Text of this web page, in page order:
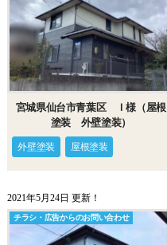
宮城県仙台市青葉区 Ｉ様（屋根
塗装 外壁塗装）
外壁塗装 屋根塗装
2021年5月24日 更新！
チラシ・広告からのお問い合わせ